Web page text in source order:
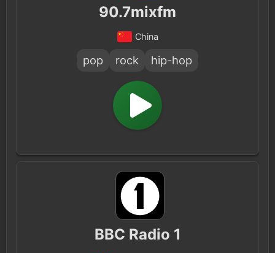
90.7mixfm
China
pop rock hip-hop
BBC Radio 1